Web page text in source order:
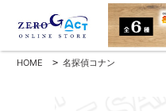
HOME > 名探偵コナン